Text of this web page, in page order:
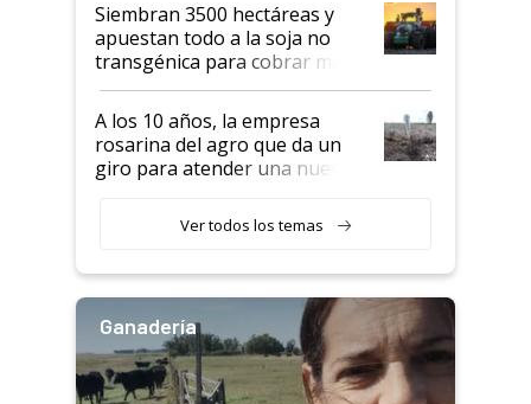
Siembran 3500 hectáreas y
apuestan todo a la soja no
transgénica para cobrar más
por tonelada: compraron un
semillero
A los 10 años, la empresa
rosarina del agro que da un
giro para atender una nueva
Ver todos los temas
Ganadería